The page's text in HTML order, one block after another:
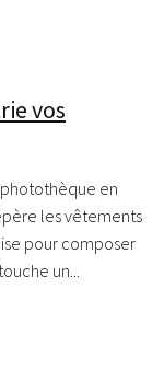
vos
en
les vêtements
pour composer
un...